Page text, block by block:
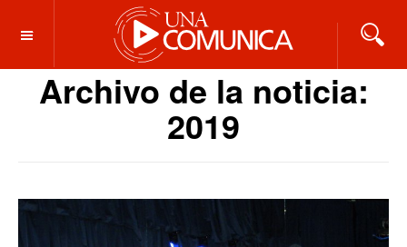
OFF CANVAS
Archivo de la noticia:
2019